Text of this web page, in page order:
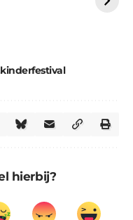
kinderfestival
hierbij?